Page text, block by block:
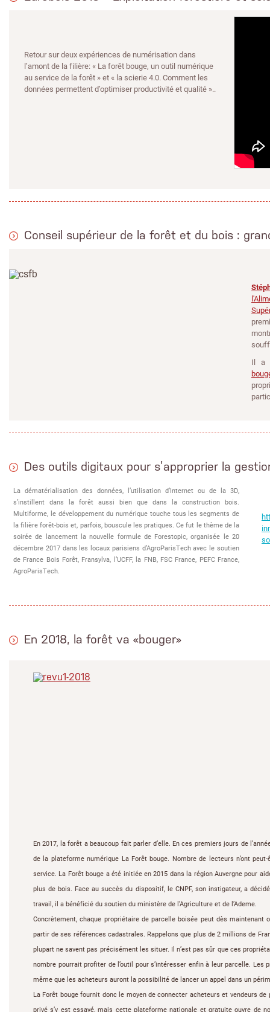
Retour sur deux expériences de numérisation dans
l’amont de la filière: « La forêt bouge, un outil numérique
au service de la forêt » et « la scierie 4.0. Comment les
données permettent d’optimiser productivité et qualité »..
Conseil supérieur de la forêt et du bois :
Il a
Des outils digitaux pour s’approprier la
La dématérialisation des données, l’utilisation d’Internet ou de la 3D,
s’instillent dans la forêt aussi bien que dans la construction bois.
Multiforme, le développement du numérique touche tous les segments de
la filière forêt-bois et, parfois, bouscule les pratiques. Ce fut le thème de la
soirée de lancement la nouvelle formule de Forestopic, organisée le 20
décembre 2017 dans les locaux parisiens d’AgroParisTech avec le soutien
de France Bois Forêt, Fransylva, l’UCFF, la FNB, FSC France, PEFC France,
AgroParisTech.
En 2018, la forêt va «bouger»
En 2017, la forêt a beaucoup fait parler d’elle. En ces premiers jours de
de la plateforme numérique La Forêt bouge. Nombre de lecteurs n’ont
service. La Forêt bouge a été initiée en 2015 dans la région Auvergne pour
plus de bois. Face au succès du dispositif, le CNPF, son instigateur, a
travail, il a bénéficié du soutien du ministère de l’Agriculture et de l’Ademe.
Concrètement, chaque propriétaire de parcelle boisée peut dès
partir de ses références cadastrales. Rappelons que plus de 2 millions de
plupart ne savent pas précisément les situer. Il n’est pas sûr que ces
nombre pourrait profiter de l’outil pour s’intéresser enfin à leur parcelle.
même que les acheteurs auront la possibilité de lancer un appel dans un
La Forêt bouge fournit donc le moyen de connecter acheteurs et vendeurs
privé s’y est essayé, mais cette plateforme nationale et gratuite ouvre de